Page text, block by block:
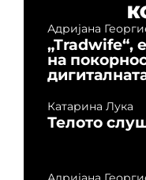
Адријана
„Tradwife“,
на
Катарина Лука
Телото